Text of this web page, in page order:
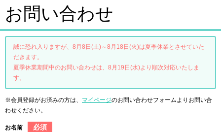
お問い合わせ
誠に恐れ入りますが、8月8日(土)～8月18日(火)は夏季休業とさせていた
だきます。
夏季休業期間中のお問い合わせは、8月19日(水)より順次対応いたしま
す。
※会員登録がお済みの方は、 マイページのお問い合わせフォームよりお問い合
わせください。
お名前 必須